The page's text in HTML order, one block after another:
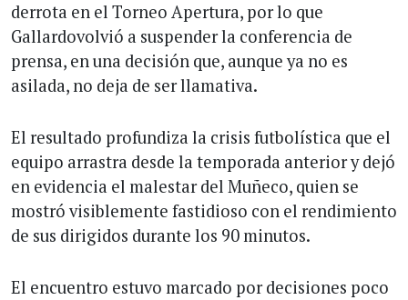
derrota en el Torneo Apertura, por lo que
Gallardovolvió a suspender la conferencia de
prensa, en una decisión que, aunque ya no es
asilada, no deja de ser llamativa.
El resultado profundiza la crisis futbolística que el
equipo arrastra desde la temporada anterior y dejó
en evidencia el malestar del Muñeco, quien se
mostró visiblemente fastidioso con el rendimiento
de sus dirigidos durante los 90 minutos.
El encuentro estuvo marcado por decisiones poco